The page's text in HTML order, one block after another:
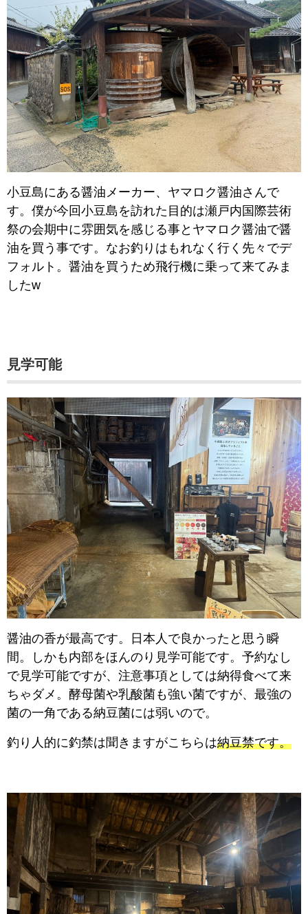
小豆島にある醤油メーカー、ヤマロク醤油さんで
す。僕が今回小豆島を訪れた目的は瀬戸内国際芸術
祭の会期中に雰囲気を感じる事とヤマロク醤油で醤
油を買う事です。なお釣りはもれなく行く先々でデ
フォルト。醤油を買うため飛行機に乗って来てみま
したw
見学可能
醤油の香が最高です。日本人で良かったと思う瞬
間。しかも内部をほんのり見学可能です。予約なし
で見学可能ですが、注意事項としては納得食べて来
ちゃダメ。酵母菌や乳酸菌も強い菌ですが、最強の
菌の一角である納豆菌には弱いので。
釣り人的に釣禁は聞きますがこちらは納豆禁です。